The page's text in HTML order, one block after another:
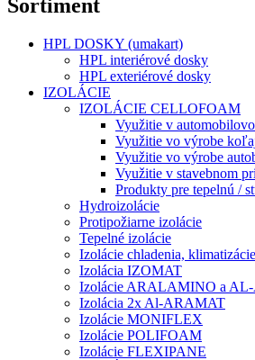
Sortiment
HPL DOSKY (umakart)
HPL interiérové dosky
HPL exteriérové dosky
IZOLÁCIE
IZOLÁCIE CELLOFOAM
Využitie v
Využitie vo výrobe
Využitie vo výrobe
Využitie v stavebnom
Produkty pre tepelnú /
Hydroizolácie
Protipožiarne izolácie
Tepelné izolácie
Izolácie chladenia,
Izolácia IZOMAT
Izolácie ARALAMINO a
Izolácia 2x Al-ARAMAT
Izolácie MONIFLEX
Izolácie POLIFOAM
Izolácie F­LEXIPANE